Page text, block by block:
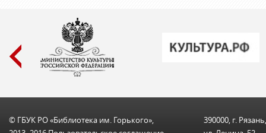
© ГБУК РО «Библиотека им. Горького»,
390000, г. Рязань,